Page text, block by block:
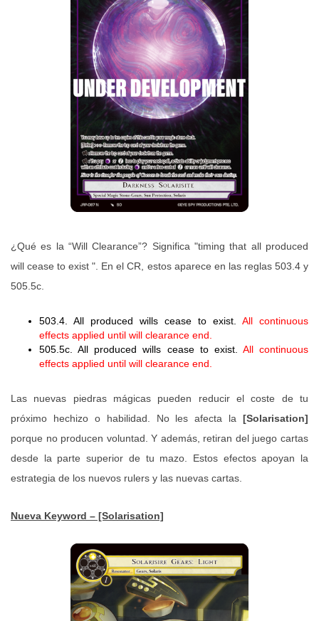
¿Qué es la “Will Clearance”? Significa "timing that all produced
will cease to exist ". En el CR, estos aparece en las reglas 503.4 y
505.5c.
503.4. All produced wills cease to exist. All continuous
effects applied until will clearance end.
505.5c. All produced wills cease to exist. All continuous
effects applied until will clearance end.
Las nuevas piedras mágicas pueden reducir el coste de tu
próximo hechizo o habilidad. No les afecta la [Solarisation]
porque no producen voluntad. Y además, retiran del juego cartas
desde la parte superior de tu mazo. Estos efectos apoyan la
estrategia de los nuevos rulers y las nuevas cartas.
Nueva Keyword – [Solarisation]